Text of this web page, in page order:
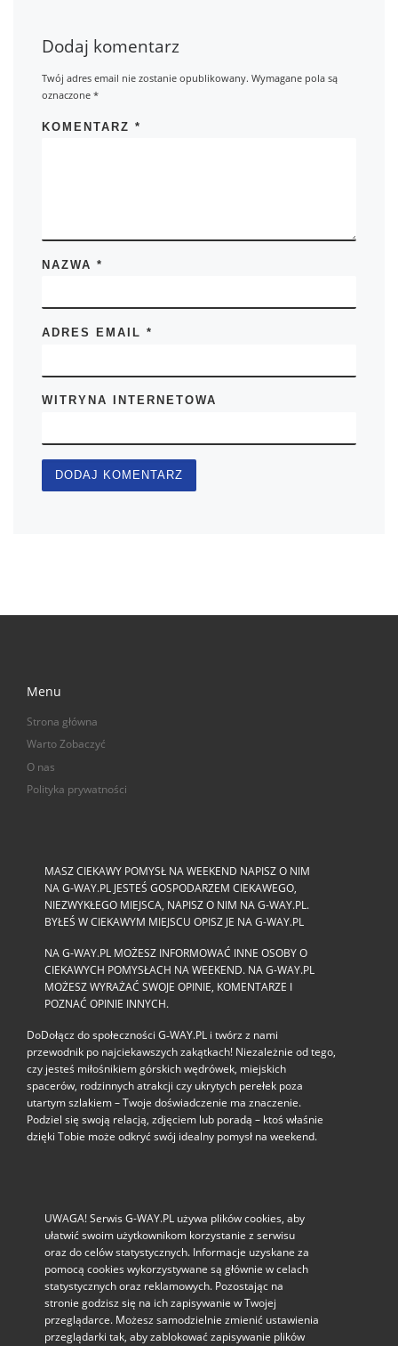
Dodaj komentarz
Twój adres email nie zostanie opublikowany. Wymagane pola są
oznaczone*
KOMENTARZ*
NAZWA*
ADRES EMAIL*
WITRYNA INTERNETOWA
Menu
Strona główna
Warto Zobaczyć
O nas
Polityka prywatności
MASZ CIEKAWY POMYSŁ NA WEEKEND NAPISZ O NIM
NA G-WAY.PL JESTEŚ GOSPODARZEM CIEKAWEGO,
NIEZWYKŁEGO MIEJSCA, NAPISZ O NIM NA G-WAY.PL.
BYŁEŚ W CIEKAWYM MIEJSCU OPISZ JE NA G-WAY.PL
NA G-WAY.PL MOŻESZ INFORMOWAĆ INNE OSOBY O
CIEKAWYCH POMYSŁACH NA WEEKEND. NA G-WAY.PL
MOŻESZ WYRAŻAĆ SWOJE OPINIE, KOMENTARZE I
POZNAĆ OPINIE INNYCH.
DoDołącz do społeczności G‑WAY.PL i twórz z nami
przewodnik po najciekawszych zakątkach! Niezależnie od tego,
czy jesteś miłośnikiem górskich wędrówek, miejskich
spacerów, rodzinnych atrakcji czy ukrytych perełek poza
utartym szlakiem – Twoje doświadczenie ma znaczenie.
Podziel się swoją relacją, zdjęciem lub poradą – ktoś właśnie
dzięki Tobie może odkryć swój idealny pomysł na weekend.
UWAGA! Serwis G-WAY.PL używa plików cookies, aby
ułatwić swoim użytkownikom korzystanie z serwisu
oraz do celów statystycznych. Informacje uzyskane za
pomocą cookies wykorzystywane są głównie w celach
statystycznych oraz reklamowych. Pozostając na
stronie godzisz się na ich zapisywanie w Twojej
przeglądarce. Możesz samodzielnie zmienić ustawienia
przeglądarki tak, aby zablokować zapisywanie plików